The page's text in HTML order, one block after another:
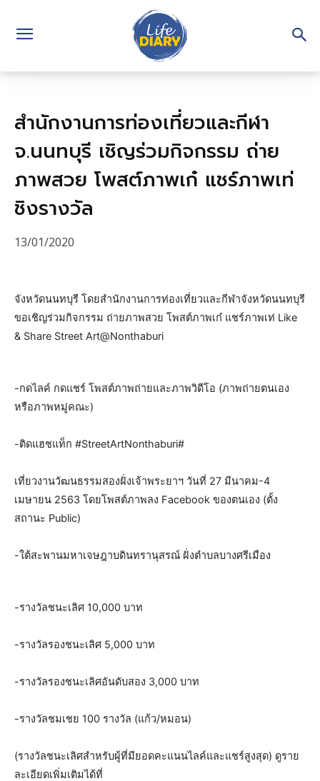
สำนักงานการท่องเที่ยวและกีฬา
จ.นนทบุรี เชิญร่วมกิจกรรม ถ่าย
ภาพสวย โพสต์ภาพเก๋ แชร์ภาพเท่
ชิงรางวัล
13/01/2020
จังหวัดนนทบุรี โดยสำนักงานการท่องเที่ยวและกีฬาจังหวัดนนทบุรี
ขอเชิญร่วมกิจกรรม ถ่ายภาพสวย โพสต์ภาพเก๋ แชร์ภาพเท่ Like
& Share Street Art@Nonthaburi
-กดไลค์ กดแชร์ โพสต์ภาพถ่ายและภาพวิดีโอ (ภาพถ่ายตนเอง
หรือภาพหมู่คณะ)
-ติดแฮชแท็ก #StreetArtNonthaburi#
เที่ยวงานวัฒนธรรมสองฝั่งเจ้าพระยาฯ วันที่ 27 มีนาคม-4
เมษายน 2563 โดยโพสต์ภาพลง Facebook ของตนเอง (ตั้ง
สถานะ Public)
-ใต้สะพานมหาเจษฎาบดินทรานุสรณ์ ฝั่งตำบลบางศรีเมือง
-รางวัลชนะเลิศ 10,000 บาท
-รางวัลรองชนะเลิศ 5,000 บาท
-รางวัลรองชนะเลิศอันดับสอง 3,000 บาท
-รางวัลชมเชย 100 รางวัล (แก้ว/หมอน)
(รางวัลชนะเลิศสำหรับผู้ที่มียอดคะแนนไลค์และแชร์สูงสุด) ดูราย
ละเอียดเพิ่มเติมได้ที่